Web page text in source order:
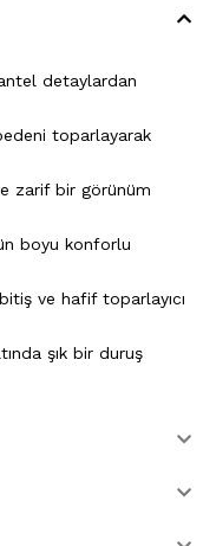
detaylardan
toparlayarak
zarif bir görünüm
boyu konforlu
ve hafif toparlayıcı
şık bir duruş